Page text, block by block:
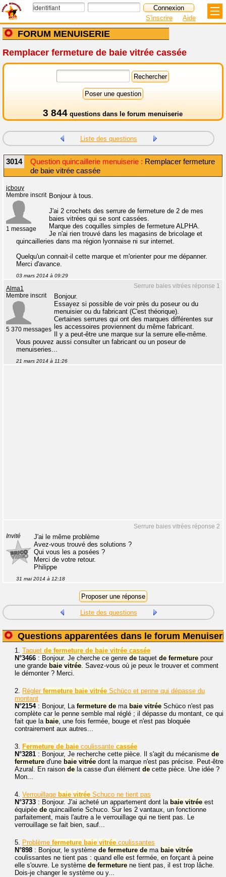
FORUM MENUISERIE
S'inscrire Aide
Remplacer fermeture de baie vitrée cassée
3 844 questions dans le forum menuiserie
Liste des questions
3014 Question quincaillerie menuiserie : Remplacer fermeture
de baie vitrée cassée
jcbouy
Membre inscrit
1 message
Bonjour à tous.
J'ai 2 crochets des serrure de fermeture de 2 de mes
baies vitrées qui se sont cassées.
Marque des coquilles simples de fermeture ALPHA.
Je n'ai rien trouvé dans les magasins de bricolage et
quincailleries dans ma région lyonnaise ni sur internet.
Quelqu'un connait-il cette marque et m'orienter pour me dépanner.
Merci d'avance.
03 mars 2014 à 09:29
Serrure baies vitrées réponse 1
Alma1
Membre inscrit
5 370 messages
Bonjour.
Essayez si possible de voir près du poseur ou du
menuisier ou du fabricant (C'est théorique).
Certaines serrures qui ont des marques différentes sur
les accessoires proviennent du même fabricant.
Il y a peut-être une marque sur la serrure elle-même.
Vous pouvez aussi consulter un fabricant ou un poseur de
menuiseries...
21 mars 2014 à 11:26
Serrure baies vitrées réponse 2
Invité
J'ai le même problème
Avez-vous trouvé des solutions ?
Qui vous les a posées ?
Merci de votre retour.
Philippe
31 mai 2014 à 12:18
Liste des questions
Questions apparentées dans le forum
1. Taquet de fermeture de baie vitrée cassée
N°3466 : Bonjour. Je cherche ce genre de taquet de fermeture pour
une grande baie vitrée. Savez-vous où je peux le trouver et comment
le démonter ? Merci.
2. Régler fermeture baie vitrée Schüco et penne qui dépasse du
montant
N°2154: Bonjour, La fermeture de ma baie vitrée Schüco n'est pas
complète car le penne semble mal réglé ; il dépasse du montant, ce qui
fait que la baie, une fois fermée, bouge et n'est pas bloquée
contrairement aux autres...
3. Fermeture de baie coulissante cassée
N°3281 : Bonjour, Je recherche cette pièce. Il s'agit du mécanisme de
fermeture d'une baie vitrée dont la marque n'est pas précise. Peut-être
Azural. En raison de la casse d'un élément de cette pièce. Une idée ?
Mon...
4. Verrouillage baie vitrée Schuco ne tient pas
N°3733 : Bonjour. J'ai acheté un appartement dont la baie vitrée est
équipée de quincaillerie Schuco. Sur les 2 vantaux, un fonctionne
parfaitement, mais l'autre a le verrouillage qui ne tient pas. Le
verrouillage se fait bien, sauf...
5. Problème fermeture baie vitrée coulissantes
N°898 : Bonjour, le système de fermeture de ma baie vitrée
coulissantes ne tient pas : quand elle est fermée, en forçant à peine
elle s'ouvre. Le système de fermeture ne tient pas, il est trop lâche.
Dois-je changer le système ou y...